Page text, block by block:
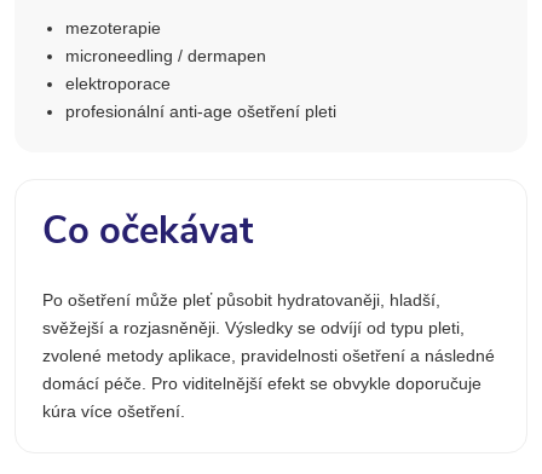
mezoterapie
microneedling / dermapen
elektroporace
profesionální anti-age ošetření pleti
Co očekávat
Po ošetření může pleť působit hydratovaněji, hladší,
svěžejší a rozjasněněji. Výsledky se odvíjí od typu pleti,
zvolené metody aplikace, pravidelnosti ošetření a následné
domácí péče. Pro viditelnější efekt se obvykle doporučuje
kúra více ošetření.